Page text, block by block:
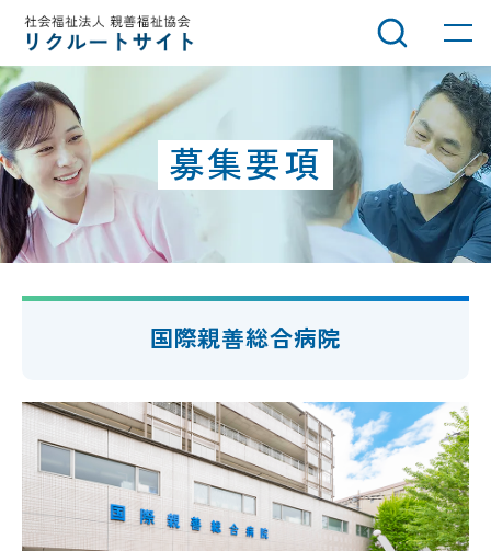
ー
バ
ル
ナ
ビ
ゲ
ー
へ
カ
ル
ナ
ビ
ゲ
ー
シ
タ
ー
へ
募集要項
国際親善総合病院